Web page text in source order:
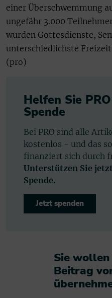
einer Überschwemmung
ungefähr 3.000
wurden Gottesdienste,
unterschiedlichste
(pro)
Helfen Sie
Spende
Bei PRO sind alle
kostenlos - und das
finanziert sich durch
Unterstützen Sie
Spende.
Jetzt spenden
Sie wollen
Beitrag